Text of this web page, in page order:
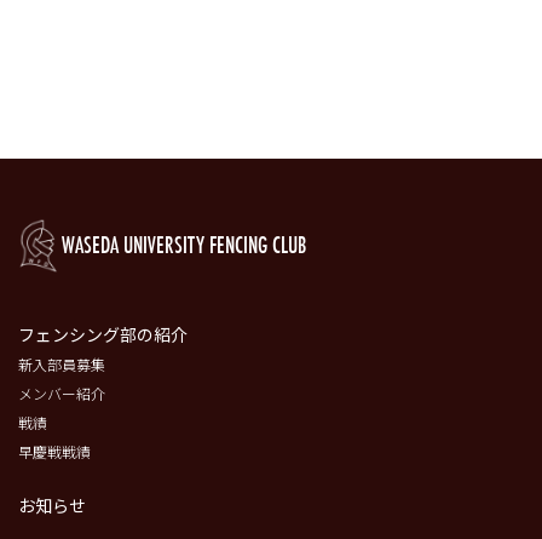
WASEDA UNIVERSITY FENCING CLUB
フェンシング部の紹介
新入部員募集
メンバー紹介
戦績
早慶戦戦績
お知らせ